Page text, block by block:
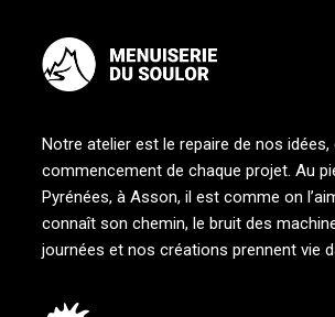
Notre atelier est le repaire de nos idées,
commencement de chaque projet. Au
Pyrénées, à Asson, il est comme on
connaît son chemin, le bruit des
journées et nos créations prennent vie